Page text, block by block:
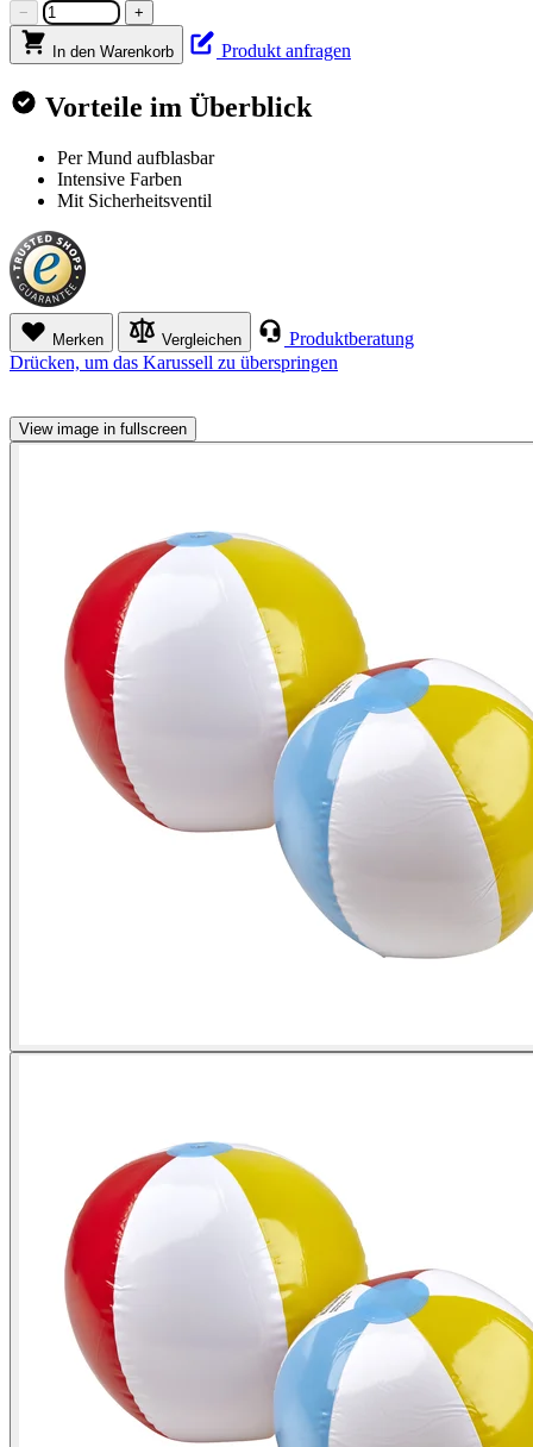
− +
In den Warenkorb Produkt anfragen
Vorteile im Überblick
Per Mund aufblasbar
Intensive Farben
Mit Sicherheitsventil
Merken Vergleichen
Produktberatung
Drücken, um das Karussell zu überspringen
View image in fullscreen